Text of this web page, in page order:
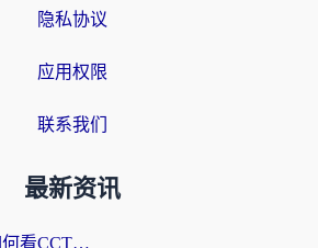
隐私协议
应用权限
联系我们
最新资讯
海外党亲测：在海外如何看CCTV？告别“仅限大陆播放”的实用指南